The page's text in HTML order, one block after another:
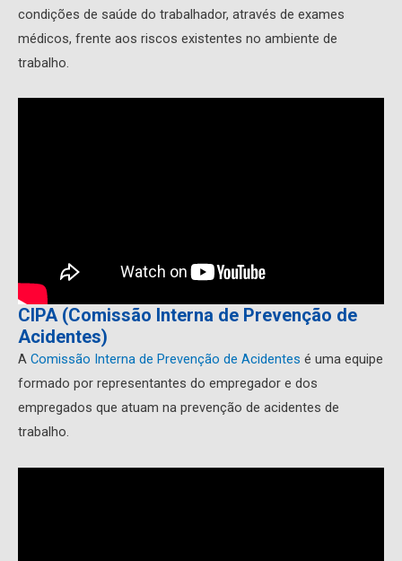
condições de saúde do trabalhador, através de exames
médicos, frente aos riscos existentes no ambiente de
trabalho.
CIPA (Comissão Interna de Prevenção de
Acidentes)
A Comissão Interna de Prevenção de Acidentes é uma equipe
formado por representantes do empregador e dos
empregados que atuam na prevenção de acidentes de
trabalho.